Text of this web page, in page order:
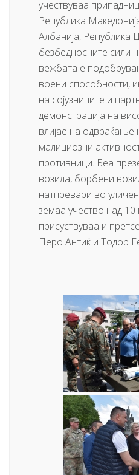
учествуваа
Република
Албанија, Република
безбедносните сили
вежбата е
воени способности,
на сојузниците и
демонстрација на
влијае на одвраќање
малициозни
противници. Беа
возила, борбени
натпревари во
земаа учество над 10
присуствуваа и
Перо Антиќ и Тодор